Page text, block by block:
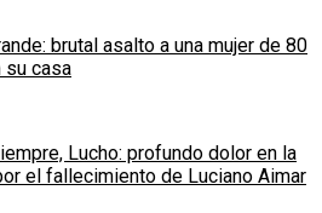
brutal asalto a una mujer de 80
su casa
Lucho: profundo dolor en la
el fallecimiento de Luciano Aimar